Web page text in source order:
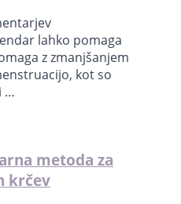
lahko pomaga
z zmanjšanjem
kot so
…
metoda za
krčev